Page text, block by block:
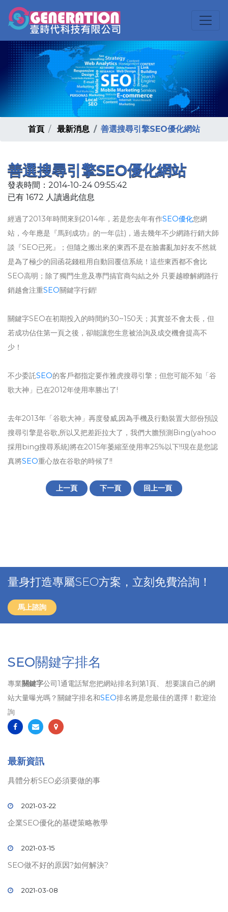
首頁 最新消息 善選搜尋引擎SEO優化網站
善選搜尋引擎SEO優化網站
發表時間：2014-10-24 09:55:42
已有 1672 人讀過此信息
經過了2013年時間來到2014年，若是您去年有作SEO優化您網
站，今年應是『馬到成功』的一年(註)，過去幾年不少網路行銷大師
談『SEO已死』；但隨之搬出來的東西不是在臉書亂加好友不然就
是為了極少的回函花錢租用自動回覆信系統！這些東西都不會比
SEO高明；除了獨門生意及專門搞官商勾結之外 只要越瞭解網路行
銷越會注重SEO關鍵字行銷!
關鍵字SEO在初期投入的時間約30~150天；其實並不會太長，但
若成功佔住第一頁之後，卻能讓您生意被洽詢及成交機會提高不
少！
不少委託SEO的客戶都指定要作雅虎搜尋引擎；但您可能不知「谷
歌大神」已在2012年使用率勝出了!
去年2013年「谷歌大神」再度發威,因為手機及行動裝置大部份預設
搜尋引擎是谷歌,所以又把差距拉大了，我們大膽預測Bing(yahoo
採用bing搜尋系統)將在2015年萎縮至使用率25%以下!!現在是您認
真將SEO重心放在谷歌的時候了!!
上一頁 下一頁 回上一頁
量身打造專屬SEO方案，立刻免費洽詢！
馬上諮詢
SEO關鍵字排名
專業關鍵字公司1通電話幫您把網站排名到第1頁、 想要讓自己的網
站大量曝光嗎？關鍵字排名和SEO排名將是您最佳的選擇！歡迎洽
詢
最新資訊
具體分析SEO必須要做的事
2021-03-22
企業SEO優化的基礎策略教學
2021-03-15
SEO做不好的原因?如何解決?
2021-03-08